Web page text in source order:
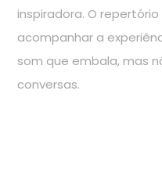
inspiradora. O
acompanhar a
som que embala, mas
conversas.